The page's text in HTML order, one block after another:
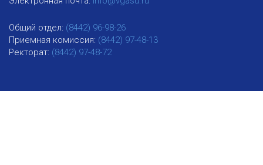
Общий отдел: (8442) 96-98-26
Приемная комиссия: (8442) 97-48-13
Ректорат: (8442) 97-48-72